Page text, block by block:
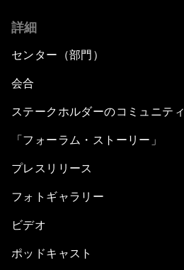
詳細
センター（部門）
会合
ステークホルダーのコミュニティ
「フォーラム・ストーリー」
プレスリリース
フォトギャラリー
ビデオ
ポッドキャスト